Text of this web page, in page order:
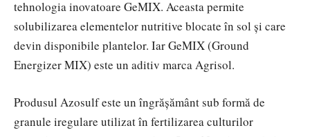
tehnologia inovatoare GeMIX. Aceasta permite
solubilizarea elementelor nutritive blocate în sol și care
devin disponibile plantelor. Iar GeMIX (Ground
Energizer MIX) este un aditiv marca Agrisol.
Produsul Azosulf este un îngrășământ sub formă de
granule iregulare utilizat în fertilizarea culturilor